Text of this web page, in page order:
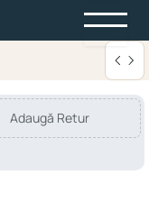
Adaugă Retur